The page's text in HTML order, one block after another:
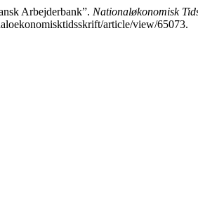
Arbejderbank”. Nationaløkonomisk
article/view/65073.